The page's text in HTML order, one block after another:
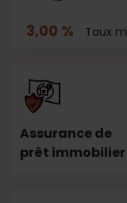
3,00 % Taux
Assurance de
prêt immobilier